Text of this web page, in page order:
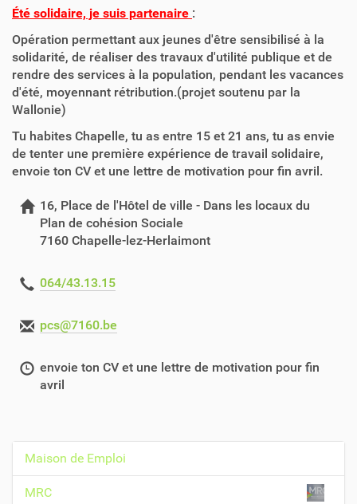
Été solidaire, je suis partenaire :
Opération permettant aux jeunes d'être sensibilisé à la
solidarité, de réaliser des travaux d'utilité publique et de
rendre des services à la population, pendant les vacances
d'été, moyennant rétribution.(projet soutenu par la
Wallonie)
Tu habites Chapelle, tu as entre 15 et 21 ans, tu as envie
de tenter une première expérience de travail solidaire,
envoie ton CV et une lettre de motivation pour fin avril.
16, Place de l'Hôtel de ville - Dans les locaux du
Plan de cohésion Sociale
7160 Chapelle-lez-Herlaimont
064/43.13.15
pcs@7160.be
envoie ton CV et une lettre de motivation pour fin
avril
N
a
Maison de Emploi
MRC